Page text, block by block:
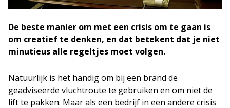
De beste manier om met een crisis om te gaan is
om creatief te denken, en dat betekent dat je niet
minutieus alle regeltjes moet volgen.
Natuurlijk is het handig om bij een brand de
geadviseerde vluchtroute te gebruiken en om niet de
lift te pakken. Maar als een bedrijf in een andere crisis